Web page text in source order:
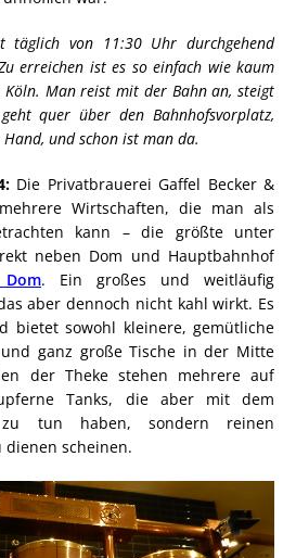
täglich von 11:30 Uhr durchgehend
erreichen ist es so einfach wie kaum
Man reist mit der Bahn an, steigt
quer über den Bahnhofsvorplatz,
und schon ist man da.
Die Privatbrauerei Gaffel Becker &
Wirtschaften, die man als
kann – die größte unter
neben Dom und Hauptbahnhof
. Ein großes und weitläufig
aber dennoch nicht kahl wirkt. Es
bietet sowohl kleinere, gemütliche
ganz große Tische in der Mitte
der Theke stehen mehrere auf
Tanks, die aber mit dem
zu tun haben, sondern reinen
dienen scheinen.